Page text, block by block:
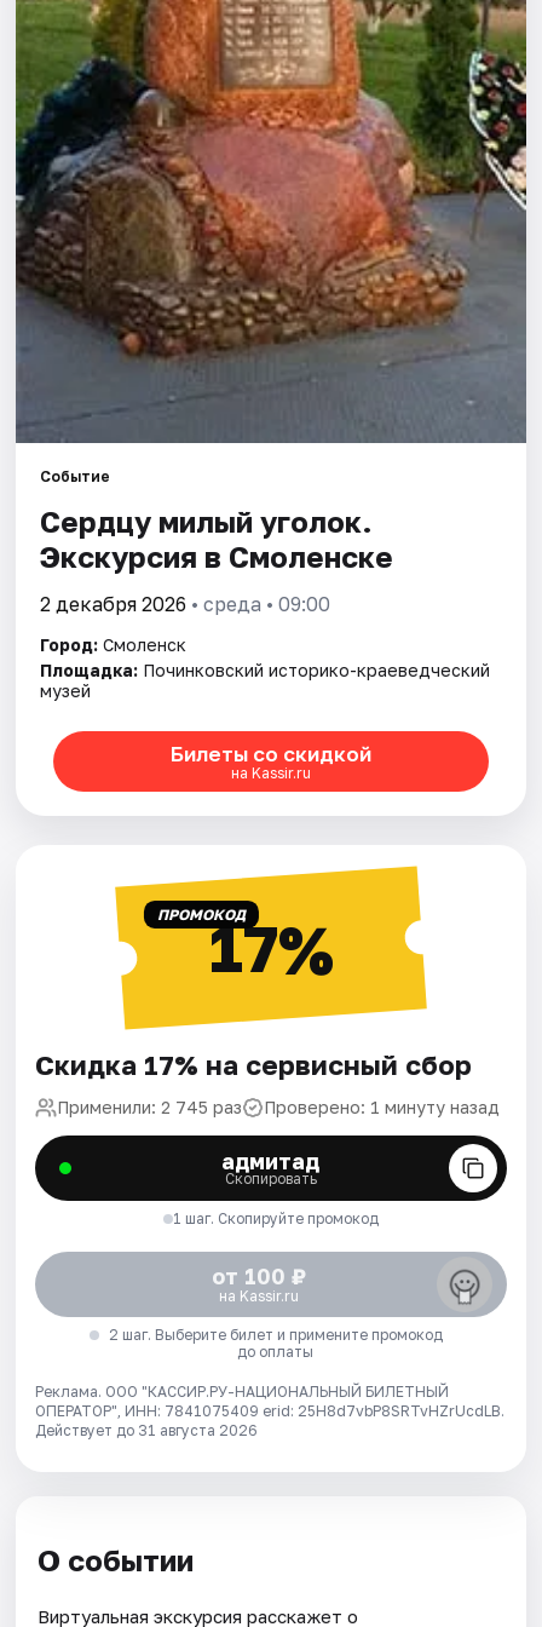
Города
Площадки
Артисты
Рейтинги
Событие
Сердцу милый уголок.
Экскурсия в Смоленске
2 декабря 2026 • среда • 09:00
Город: Смоленск
Площадка: Починковский историко-краеведческий
музей
Билеты со скидкой
на Kassir.ru
ПРОМОКОД17%
Скидка 17% на сервисный сбор
Применили: 2 745 раз Проверено: 1 минуту назад
адмитад
Скопировать
1 шаг. Скопируйте промокод
от 100 ₽
на Kassir.ru
2 шаг. Выберите билет и примените промокод
до оплаты
Реклама. ООО "КАССИР.РУ-НАЦИОНАЛЬНЫЙ БИЛЕТНЫЙ
ОПЕРАТОР", ИНН: 7841075409 erid: 25H8d7vbP8SRTvHZrUcdLB.
Действует до 31 августа 2026
О событии
Виртуальная экскурсия расскажет о